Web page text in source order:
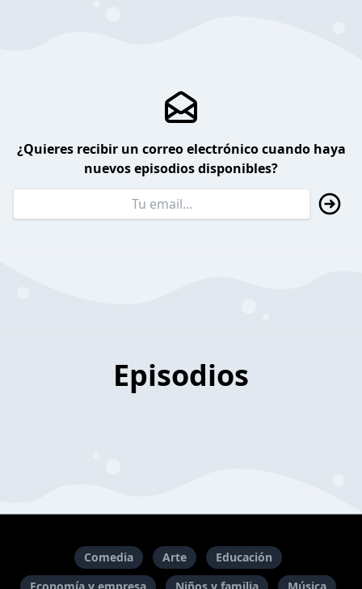
¿Quieres recibir un correo electrónico cuando haya
nuevos episodios disponibles?
Episodios
Comedia Arte
Educación